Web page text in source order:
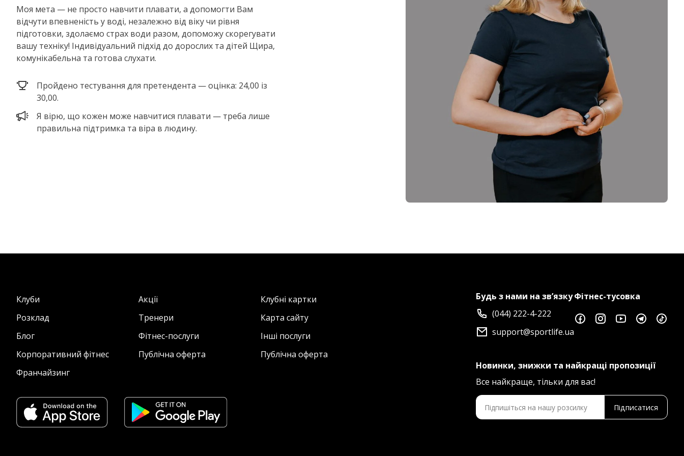
Моя мета — не просто навчити плавати, а допомогти Вам
відчути впевненість у воді, незалежно від віку чи рівня
підготовки, здолаємо страх води разом, допоможу скорегувати
вашу техніку! Індивідуальний підхід до дорослих та дітей Щира,
комунікабельна та готова слухати.
Пройдено тестування для претендента — оцінка: 24,00 із
30,00.
Я вірю, що кожен може навчитися плавати — треба лише
правильна підтримка та віра в людину.
Клуби Акції
Клубні картки
Розклад
Тренери
Карта сайту
Блог
Фітнес-послуги
Інші послуги
Корпоративний фітнес
Публічна оферта
Публічна оферта
Франчайзинг
Будь з нами на зв’язку
(044) 222-4-222
support@sportlife.ua
Фітнес-тусовка
Новинки, знижки та найкращі пропозиції
Все найкраще, тільки для вас!
Підписатися